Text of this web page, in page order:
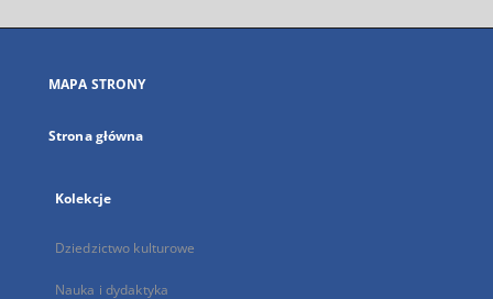
się
karcie
MAPA STRONY
Strona główna
Kolekcje
Dziedzictwo kulturowe
Nauka i dydaktyka